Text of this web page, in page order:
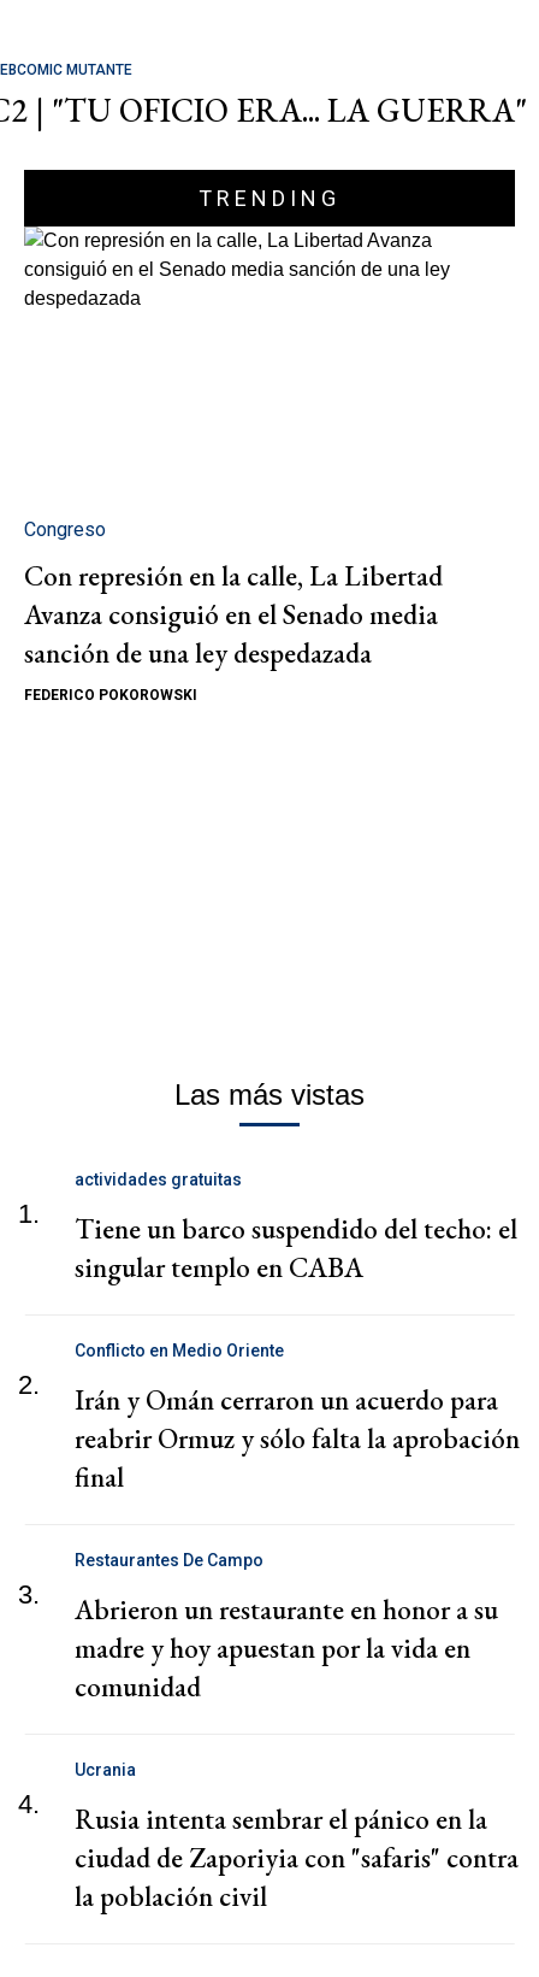
MUTANTE
| "TU OFICIO ERA... LA GUERRA"
TRENDING
Congreso
Con represión en la calle, La Libertad
Avanza consiguió en el Senado media
sanción de una ley despedazada
FEDERICO POKOROWSKI
Las más vistas
1.
actividades gratuitas
Tiene un barco suspendido del techo: el
singular templo en CABA
2.
Conflicto en Medio Oriente
Irán y Omán cerraron un acuerdo para
reabrir Ormuz y sólo falta la aprobación
final
3.
Restaurantes De Campo
Abrieron un restaurante en honor a su
madre y hoy apuestan por la vida en
comunidad
4.
Ucrania
Rusia intenta sembrar el pánico en la
ciudad de Zaporiyia con "safaris" contra
la población civil